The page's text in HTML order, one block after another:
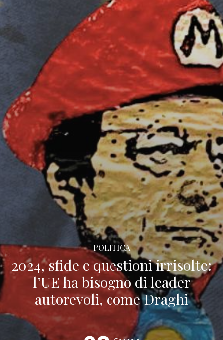
POLITICA
2024, sfide e questioni irrisolte:
l’UE ha bisogno di leader
autorevoli, come Draghi